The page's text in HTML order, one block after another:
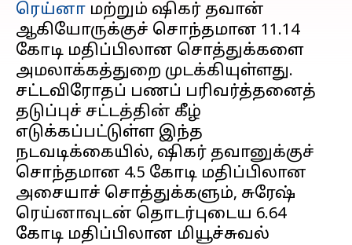
ரெய்னா மற்றும் ஷிகர் தவான்
ஆகியோருக்குச் சொந்தமான ₹11.14
கோடி மதிப்பிலான சொத்துக்களை
அமலாக்கத்துறை முடக்கியுள்ளது.
சட்டவிரோதப் பணப் பரிவர்த்தனைத்
தடுப்புச் சட்டத்தின் கீழ்
எடுக்கப்பட்டுள்ள இந்த
நடவடிக்கையில், ஷிகர் தவானுக்குச்
சொந்தமான ₹4.5 கோடி மதிப்பிலான
அசையாச் சொத்துக்களும், சுரேஷ்
ரெய்னாவுடன் தொடர்புடைய ₹6.64
கோடி மதிப்பிலான மியூச்சுவல்